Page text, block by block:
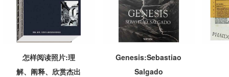
怎样阅读照片:理
解、阐释、欣赏杰出
Genesis:Sebastiao
Salgado